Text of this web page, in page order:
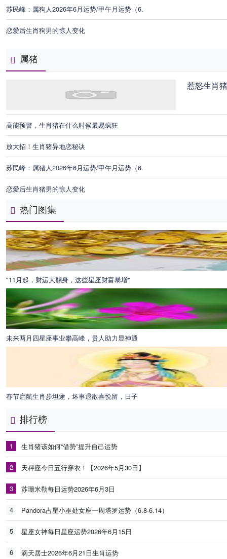
苏民峰：属狗人2026年6月运势/甲午月运势（6.
恋爱后生肖狗男的惊人变化
属猪
惹怒生肖
高能预警，生肖猪在什么时候最易疯狂
放大招！生肖猪异地恋秘诀
苏民峰：属猪人2026年6月运势/甲午月运势（6.
恋爱后生肖猪男的惊人变化
热门图集
"11月起，财运大翻身，这些星座财富暴增"
未来两月四星座事业攀高峰，贵人助力显神通
春节启航生肖步坦途，坏事退散喜悦留，日子
排行榜
1 生肖猪该如何“借势”提升自己运势
2 天秤座今日五行穿衣！【2026年5月30日】
3 苏珊米勒每日运势2026年6月3日
4 Pandora占星小巫处女座一周塔罗运势（6.8-6.14）
5 星座女神每日星座运势2026年6月15日
6 滴天居士2026年6月21日生肖运势